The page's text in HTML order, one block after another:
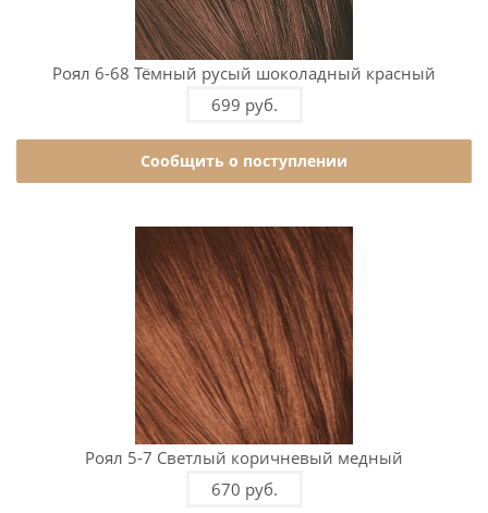
Роял 6-68 Тёмный русый шоколадный красный
699 руб.
Сообщить о поступлении
Роял 5-7 Светлый коричневый медный
670 руб.